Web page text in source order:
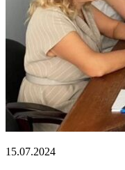
15.07.2024